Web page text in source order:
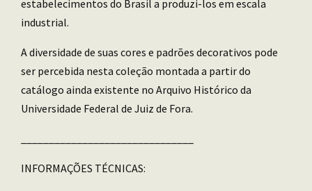
estabelecimentos do Brasil a produzi-los em escala
industrial.
A diversidade de suas cores e padrões decorativos pode
ser percebida nesta coleção montada a partir do
catálogo ainda existente no Arquivo Histórico da
Universidade Federal de Juiz de Fora.
INFORMAÇÕES TÉCNICAS: